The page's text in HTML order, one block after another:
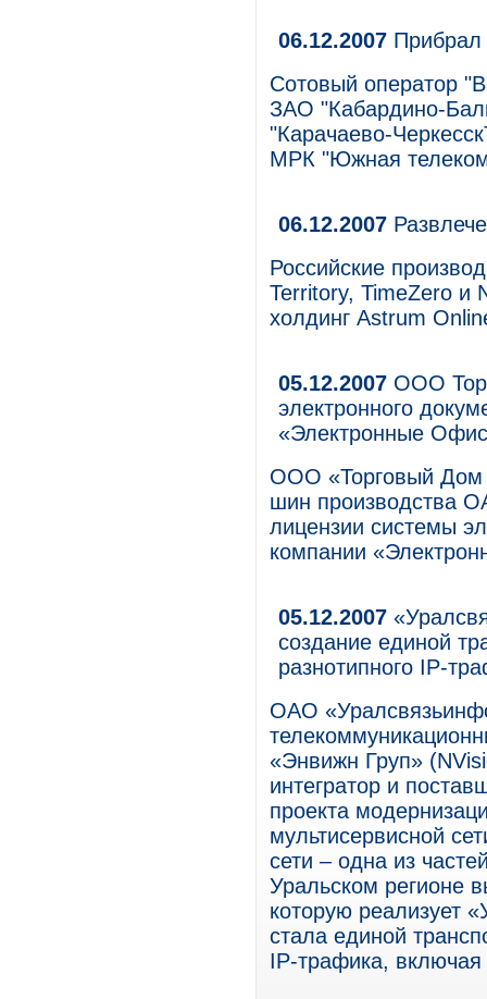
06.12.2007 Прибрал
Сотовый оператор
ЗАО "Кабардино-
"Карачаево-
МРК "Южная
06.12.2007
Российские
Territory, TimeZero и
холдинг Astrum
05.12.2007 ООО
электронного
«Электронные
ООО «Торговый Дом
шин производства
лицензии системы
компании
05.12.2007
создание единой
разнотипного IP-
ОАО
«Энвижн Груп»
интегратор и
проекта
мультисервисной
сети – одна из
Уральском регионе
которую реализует
стала единой
IP-трафика,